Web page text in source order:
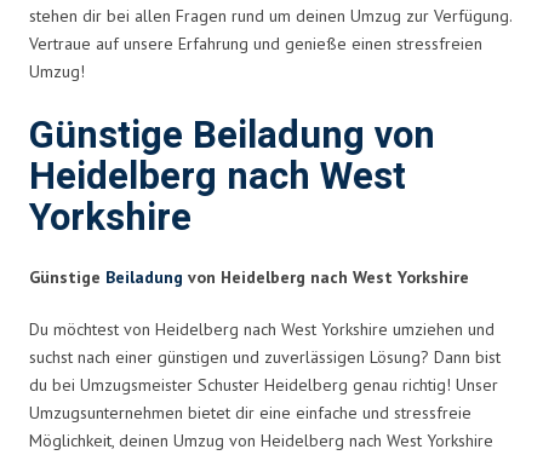
stehen dir bei allen Fragen rund um deinen Umzug zur Verfügung.
Vertraue auf unsere Erfahrung und genieße einen stressfreien
Umzug!
Günstige Beiladung von
Heidelberg nach West
Yorkshire
Günstige Beiladung von Heidelberg nach West Yorkshire
Du möchtest von Heidelberg nach West Yorkshire umziehen und
suchst nach einer günstigen und zuverlässigen Lösung? Dann bist
du bei Umzugsmeister Schuster Heidelberg genau richtig! Unser
Umzugsunternehmen bietet dir eine einfache und stressfreie
Möglichkeit, deinen Umzug von Heidelberg nach West Yorkshire